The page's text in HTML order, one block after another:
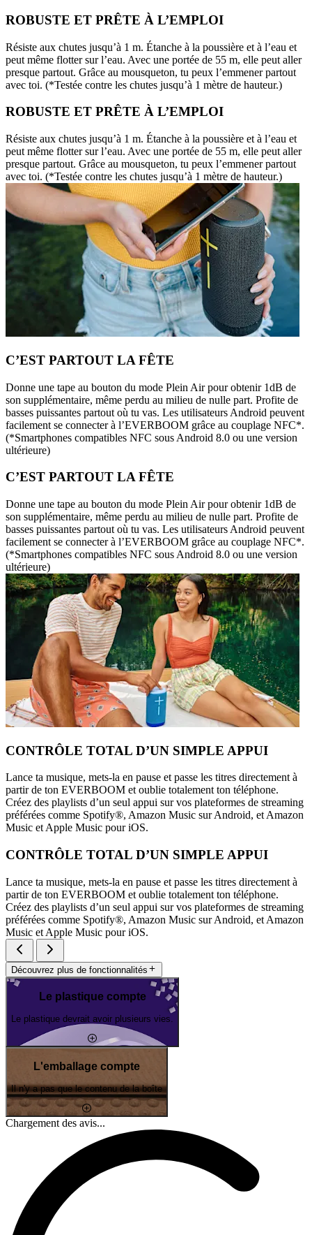
ROBUSTE ET PRÊTE À L’EMPLOI
Résiste aux chutes jusqu’à 1 m. Étanche à la poussière et à l’eau et
peut même flotter sur l’eau. Avec une portée de 55 m, elle peut aller
presque partout. Grâce au mousqueton, tu peux l’emmener partout
avec toi. (*Testée contre les chutes jusqu’à 1 mètre de hauteur.)
ROBUSTE ET PRÊTE À L’EMPLOI
Résiste aux chutes jusqu’à 1 m. Étanche à la poussière et à l’eau et
peut même flotter sur l’eau. Avec une portée de 55 m, elle peut aller
presque partout. Grâce au mousqueton, tu peux l’emmener partout
avec toi. (*Testée contre les chutes jusqu’à 1 mètre de hauteur.)
C’EST PARTOUT LA FÊTE
Donne une tape au bouton du mode Plein Air pour obtenir 1dB de
son supplémentaire, même perdu au milieu de nulle part. Profite de
basses puissantes partout où tu vas. Les utilisateurs Android peuvent
facilement se connecter à l’EVERBOOM grâce au couplage NFC*.
(*Smartphones compatibles NFC sous Android 8.0 ou une version
ultérieure)
C’EST PARTOUT LA FÊTE
Donne une tape au bouton du mode Plein Air pour obtenir 1dB de
son supplémentaire, même perdu au milieu de nulle part. Profite de
basses puissantes partout où tu vas. Les utilisateurs Android peuvent
facilement se connecter à l’EVERBOOM grâce au couplage NFC*.
(*Smartphones compatibles NFC sous Android 8.0 ou une version
ultérieure)
CONTRÔLE TOTAL D’UN SIMPLE APPUI
Lance ta musique, mets-la en pause et passe les titres directement à
partir de ton EVERBOOM et oublie totalement ton téléphone.
Créez des playlists d’un seul appui sur vos plateformes de streaming
préférées comme Spotify®, Amazon Music sur Android, et Amazon
Music et Apple Music pour iOS.
CONTRÔLE TOTAL D’UN SIMPLE APPUI
Lance ta musique, mets-la en pause et passe les titres directement à
partir de ton EVERBOOM et oublie totalement ton téléphone.
Créez des playlists d’un seul appui sur vos plateformes de streaming
préférées comme Spotify®, Amazon Music sur Android, et Amazon
Music et Apple Music pour iOS.
Découvrez plus de fonctionnalités
Le plastique compte
Le plastique devrait avoir plusieurs vies.
L'emballage compte
Il n'y a pas que le contenu de la boîte
Chargement des avis...